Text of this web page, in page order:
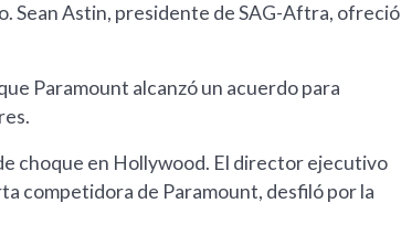
Sean Astin, presidente de SAG-Aftra, ofreció
Paramount alcanzó un acuerdo para
choque en Hollywood. El director ejecutivo
competidora de Paramount, desfiló por la